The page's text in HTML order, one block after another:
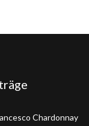
Chardonnay